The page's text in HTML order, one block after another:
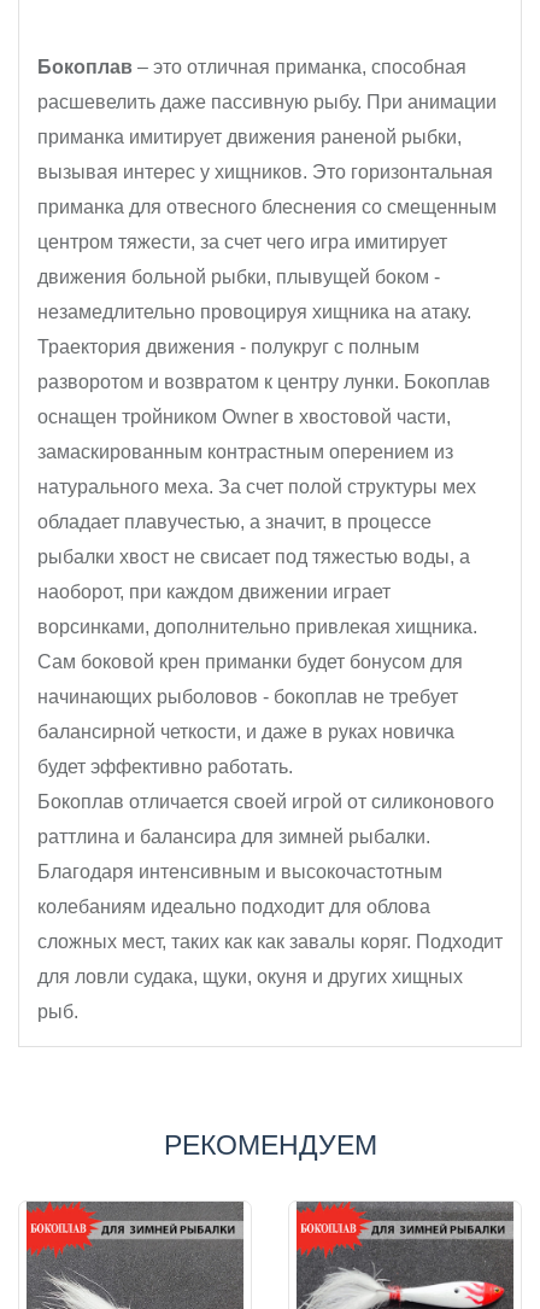
Бокоплав – это отличная приманка, способная
расшевелить даже пассивную рыбу. При анимации
приманка имитирует движения раненой рыбки,
вызывая интерес у хищников. Это горизонтальная
приманка для отвесного блеснения со смещенным
центром тяжести, за счет чего игра имитирует
движения больной рыбки, плывущей боком -
незамедлительно провоцируя хищника на атаку.
Траектория движения - полукруг с полным
разворотом и возвратом к центру лунки. Бокоплав
оснащен тройником Owner в хвостовой части,
замаскированным контрастным оперением из
натурального меха. За счет полой структуры мех
обладает плавучестью, а значит, в процессе
рыбалки хвост не свисает под тяжестью воды, а
наоборот, при каждом движении играет
ворсинками, дополнительно привлекая хищника.
Сам боковой крен приманки будет бонусом для
начинающих рыболовов - бокоплав не требует
балансирной четкости, и даже в руках новичка
будет эффективно работать.
Бокоплав отличается своей игрой от силиконового
раттлина и балансира для зимней рыбалки.
Благодаря интенсивным и высокочастотным
колебаниям идеально подходит для облова
сложных мест, таких как как завалы коряг. Подходит
для ловли судака, щуки, окуня и других хищных
рыб.
РЕКОМЕНДУЕМ